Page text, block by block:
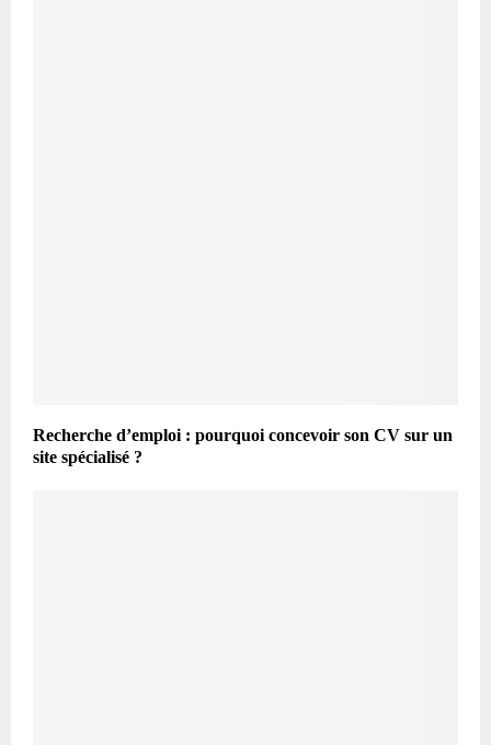
Recherche d’emploi : pourquoi concevoir son CV sur un
site spécialisé ?